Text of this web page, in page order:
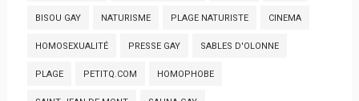
BISOU GAY NATURISME PLAGE NATURISTE CINEMA
HOMOSEXUALITÉ PRESSE GAY SABLES D'OLONNE
PLAGE PETITQ.COM HOMOPHOBE